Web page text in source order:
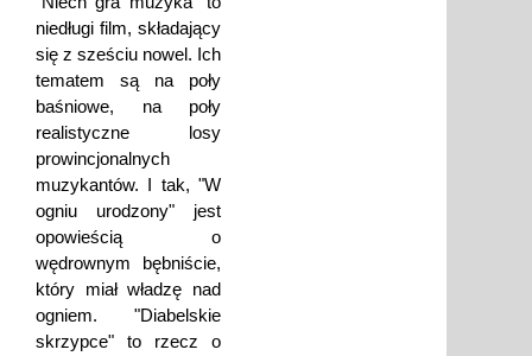
niedługi film, składający
się z sześciu nowel. Ich
tematem są na poły
baśniowe, na poły
realistyczne losy
prowincjonalnych
muzykantów. I tak, "W
ogniu urodzony" jest
opowieścią o
wędrownym bębniście,
który miał władzę nad
ogniem. "Diabelskie
skrzypce" to rzecz o